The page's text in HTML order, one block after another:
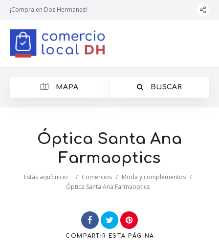
¡Compra en Dos Hermanas!
MAPA BUSCAR
Óptica Santa Ana
Farmaoptics
Estás aquí:Inicio / Comercios / Moda y complementos /
Óptica Santa Ana Farmaoptics
COMPARTIR ESTA PÁGINA